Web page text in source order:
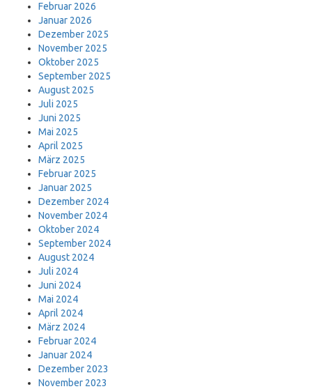
Februar 2026
Januar 2026
Dezember 2025
November 2025
Oktober 2025
September 2025
August 2025
Juli 2025
Juni 2025
Mai 2025
April 2025
März 2025
Februar 2025
Januar 2025
Dezember 2024
November 2024
Oktober 2024
September 2024
August 2024
Juli 2024
Juni 2024
Mai 2024
April 2024
März 2024
Februar 2024
Januar 2024
Dezember 2023
November 2023